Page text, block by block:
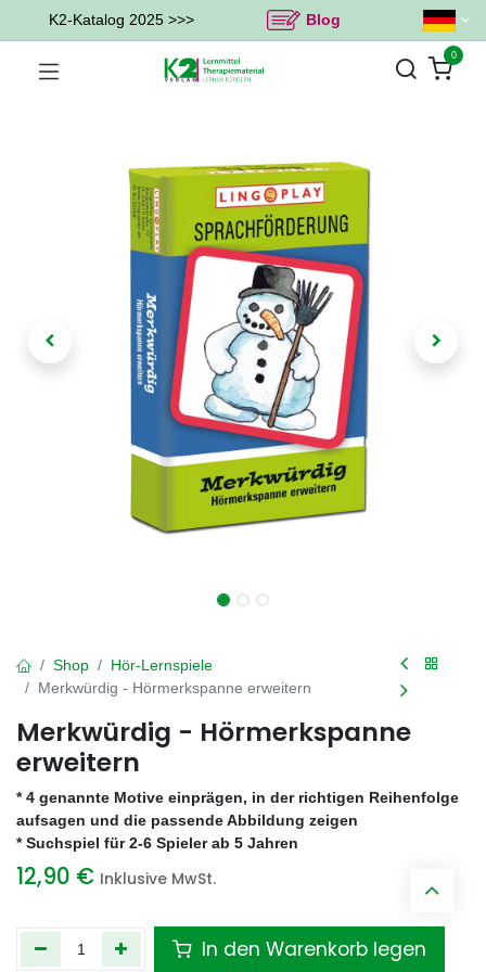
K2-Katalog 2025 >>> Blog
0
Shop
Hör-Lernspiele
Merkwürdig - Hörmerkspanne erweitern
Merkwürdig - Hörmerkspanne
erweitern
* 4 genannte Motive einprägen, in der richtigen Reihenfolge
aufsagen und die passende Abbildung zeigen
* Suchspiel für 2-6 Spieler ab 5 Jahren
12,90 € Inklusive MwSt.
In den Warenkorb legen